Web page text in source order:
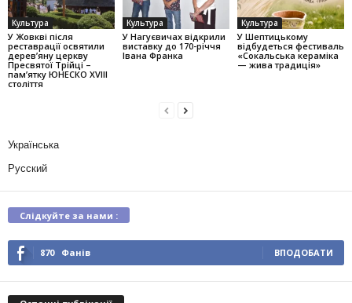
Культура
У Жовкві після
реставрації освятили
дерев’яну церкву
Пресвятої Трійці –
пам’ятку ЮНЕСКО XVIII
століття
Культура
У Нагуєвичах відкрили
виставку до 170-річчя
Івана Франка
Культура
У Шептицькому
відбудеться фестиваль
«Сокальська кераміка
— жива традиція»
Українська
Русский
Слідкуйте за нами :
870 Фанів ВПОДОБАТИ